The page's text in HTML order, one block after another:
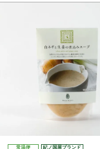
常温便 紀ノ国屋ブランド